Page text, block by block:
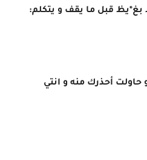
قبل ما يقف و يتكلم:
حاولت أحذرك منه و انتي